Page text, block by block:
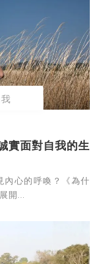
實面對自我的生
內心的呼喚？《為什
開...